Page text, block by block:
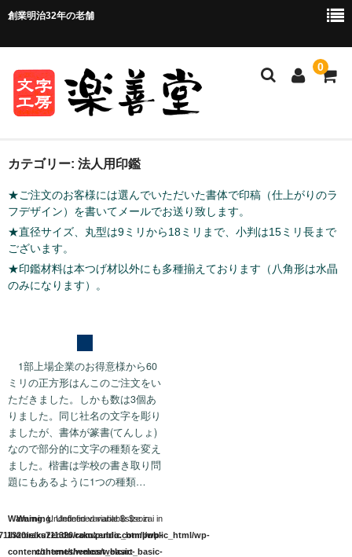
創業明治32年の老舗
0
ホーム
ご注文方法
ご注文の流れ
お支払い方法・送料について
店舗情報
店長ブログ
営業品目
店舗沿革
関連サイト
印鑑リフォーム
外国人向けショップ
カテゴリー: 法人用印鑑
★ご注文のお客様には選んでいただいた書体で印稿（仕上がりのラ
フデザイン）を書いてメールでお送り致します。
★直径サイズ、丸型は9ミリから18ミリまで、小判は15ミリ長まで
ございます。
★印鑑材料は本つげ材以外にも多種揃えております（八角形は水晶
のみになります）。
1部上場企業のお得意様から60
ミリの正方形はんこのご注文をい
ただきました。しかも数は3個あ
りました。同じ社名の文字を彫り
ましたが、書体が篆書(てんしょ)
なので部分的に文字の種類を変え
ました。楷書は学校の書き取り問
題にもあるように1つの種類…
Warning: Undefined variable $size in
/home/xs711320/rakuzendo.com/public_html/wp-
content/themes/welcart_basic-
Warning: Undefined variable $sozai in
rakuzendo.com/public_html/wp-
content/themes/welcart_basic-